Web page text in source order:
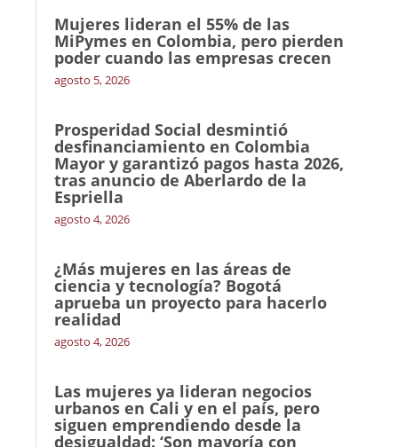
Mujeres lideran el 55% de las
MiPymes en Colombia, pero pierden
poder cuando las empresas crecen
agosto 5, 2026
Prosperidad Social desmintió
desfinanciamiento en Colombia
Mayor y garantizó pagos hasta 2026,
tras anuncio de Aberlardo de la
Espriella
agosto 4, 2026
¿Más mujeres en las áreas de
ciencia y tecnología? Bogotá
aprueba un proyecto para hacerlo
realidad
agosto 4, 2026
Las mujeres ya lideran negocios
urbanos en Cali y en el país, pero
siguen emprendiendo desde la
desigualdad: ‘Son mayoría con